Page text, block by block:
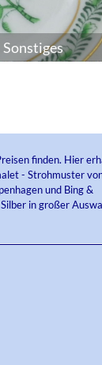
Sonstiges
finden. Hier
- Strohmuster
und Bing &
in großer